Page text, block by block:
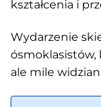
kształcenia i
Wydarzenie
ósmoklasistów,
ale mile